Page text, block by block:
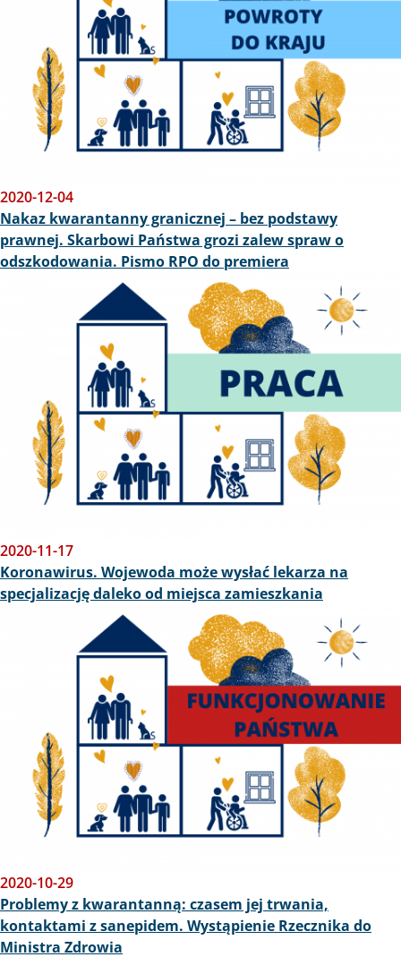
2020-12-04
Nakaz kwarantanny granicznej – bez podstawy
prawnej. Skarbowi Państwa grozi zalew spraw o
odszkodowania. Pismo RPO do premiera
2020-11-17
Koronawirus. Wojewoda może wysłać lekarza na
specjalizację daleko od miejsca zamieszkania
2020-10-29
Problemy z kwarantanną: czasem jej trwania,
kontaktami z sanepidem. Wystąpienie Rzecznika do
Ministra Zdrowia